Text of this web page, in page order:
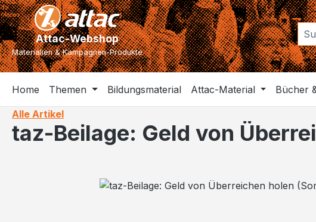
Hauptinhalt springen
Zur Suche springen
Zur Hauptnavigation springen
Attac-Webshop
Materialien & Kampagnen-Produkte
Home Themen Bildungsmaterial Attac-Material Bücher
Alle Artikel
taz-Beilage: Geld von
Bildergalerie überspringen